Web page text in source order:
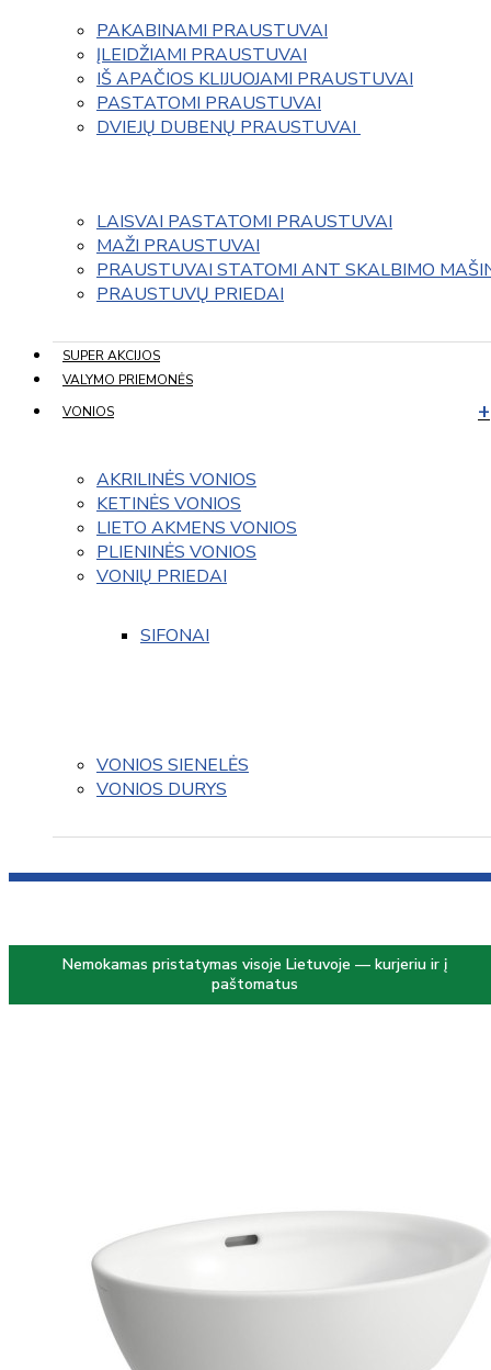
PAKABINAMI PRAUSTUVAI
ĮLEIDŽIAMI PRAUSTUVAI
IŠ APAČIOS KLIJUOJAMI PRAUSTUVAI
PASTATOMI PRAUSTUVAI
DVIEJŲ DUBENŲ PRAUSTUVAI
LAISVAI PASTATOMI PRAUSTUVAI
MAŽI PRAUSTUVAI
PRAUSTUVAI STATOMI ANT SKALBIMO
PRAUSTUVŲ PRIEDAI
SUPER AKCIJOS
VALYMO PRIEMONĖS
VONIOS
AKRILINĖS VONIOS
KETINĖS VONIOS
LIETO AKMENS VONIOS
PLIENINĖS VONIOS
VONIŲ PRIEDAI
SIFONAI
VONIOS SIENELĖS
VONIOS DURYS
Nemokamas pristatymas visoje Lietuvoje — kurjeriu ir į
paštomatus